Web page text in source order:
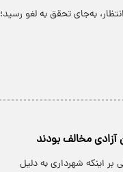
به‌جای تحقق به لغو رسید؛
آزادی مخالف بودند
اینکه شهرداری به دلیل